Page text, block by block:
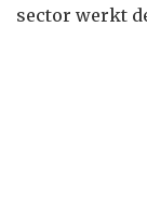
sector werkt